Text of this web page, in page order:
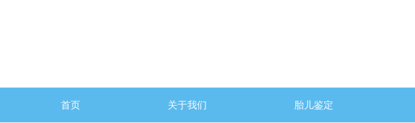
首页 关于我们 胎儿鉴定